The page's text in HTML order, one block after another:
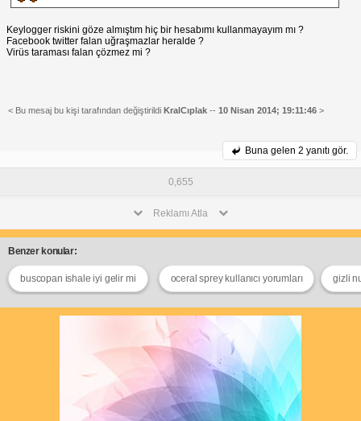
Keylogger riskini göze almıştım hiç bir hesabımı kullanmayayım mı ?
Facebook twitter falan uğraşmazlar heralde ?
Virüs taraması falan çözmez mi ?
< Bu mesaj bu kişi tarafından değiştirildi KralCıplak -- 10 Nisan 2014; 19:11:46 >
Buna gelen 2 yanıtı gör.
0,655
Reklamı Atla
Benzer konular:
buscopan ishale iyi gelir mi oceral sprey kullanıcı yorumları gizli